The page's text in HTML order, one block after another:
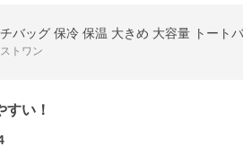
バッグ 保冷 保温 大きめ 大容量 トート
トワン
すい！